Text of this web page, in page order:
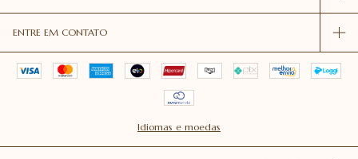
ENTRE EM CONTATO
Idiomas e moedas